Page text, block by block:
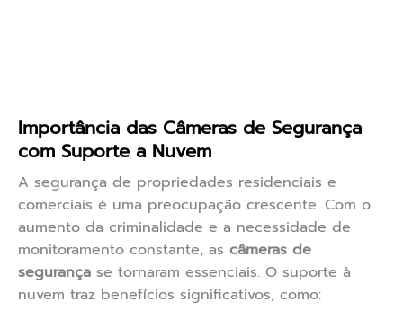
Importância das Câmeras de Segurança
com Suporte a Nuvem
A segurança de propriedades residenciais e
comerciais é uma preocupação crescente. Com o
aumento da criminalidade e a necessidade de
monitoramento constante, as câmeras de
segurança se tornaram essenciais. O suporte à
nuvem traz benefícios significativos, como: